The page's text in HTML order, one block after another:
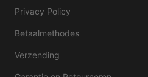
Privacy Policy
Betaalmethodes
Verzending